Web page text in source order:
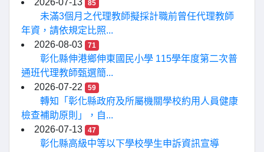
2026-07-13
85
未滿3個月之代理教師擬採計職前曾任代理教師
年資，請依規定比照...
2026-08-03
71
彰化縣伸港鄉伸東國民小學 115學年度第二次普
通班代理教師甄選簡...
2026-07-22
59
轉知「彰化縣政府及所屬機關學校約用人員健康
檢查補助原則」，自...
2026-07-13
47
彰化縣高級中等以下學校學生申訴資訊宣導